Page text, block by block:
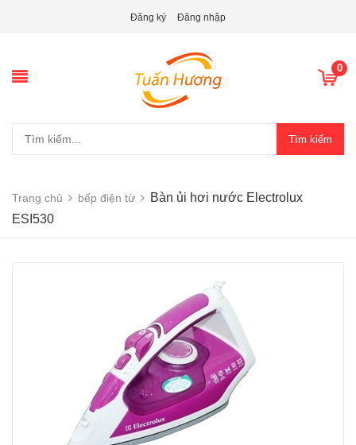
Đăng ký Đăng nhập
0
Tìm kiếm
Trang chủ bếp điện từ
Bàn ủi hơi nước Electrolux
ESI530